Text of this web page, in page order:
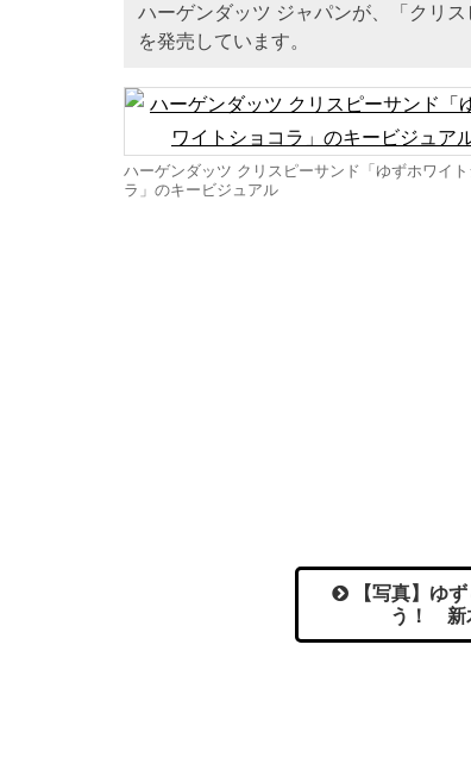
ハーゲンダッツ ジャパンが、「クリ
を発売しています。
ハーゲンダッツ クリスピーサンド「ゆずホワイト
ラ」のキービジュアル
【写真】ゆず
う！ 新